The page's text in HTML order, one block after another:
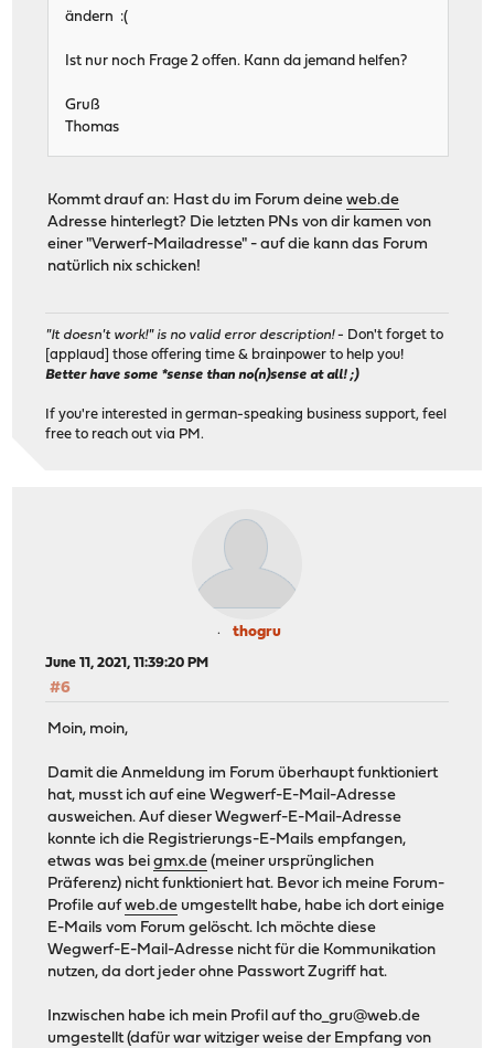
ändern :(
Ist nur noch Frage 2 offen. Kann da jemand helfen?
Gruß
Thomas
Kommt drauf an: Hast du im Forum deineweb.de
Adresse hinterlegt? Die letzten PNs von dir kamen von
einer "Verwerf-Mailadresse" - auf die kann das Forum
natürlich nix schicken!
"It doesn't work!" is no valid error description!- Don't forget to
[applaud] those offering time & brainpower to help you!
Better have some *sense than no(n)sense at all! ;)
If you're interested in german-speaking business support, feel
free to reach out via PM.
thogru
June 11, 2021, 11:39:20 PM
#6
Moin, moin,
Damit die Anmeldung im Forum überhaupt funktioniert
hat, musst ich auf eine Wegwerf-E-Mail-Adresse
ausweichen. Auf dieser Wegwerf-E-Mail-Adresse
konnte ich die Registrierungs-E-Mails empfangen,
etwas was beigmx.de (meiner ursprünglichen
Präferenz) nicht funktioniert hat. Bevor ich meine Forum-
Profile aufweb.de umgestellt habe, habe ich dort einige
E-Mails vom Forum gelöscht. Ich möchte diese
Wegwerf-E-Mail-Adresse nicht für die Kommunikation
nutzen, da dort jeder ohne Passwort Zugriff hat.
Inzwischen habe ich mein Profil auftho_gru@web.de
umgestellt (dafür war witziger weise der Empfang von